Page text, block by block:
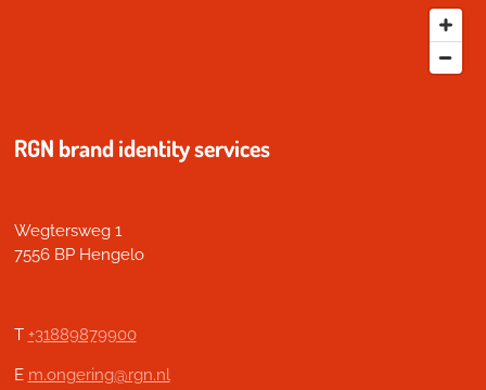
RGN brand identity services
Wegtersweg 1
7556 BP Hengelo
T +31889879900
E m.ongering@rgn.nl